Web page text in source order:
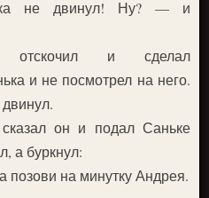
не двинул! Ну? — и
отскочил и сделал
и не посмотрел на него.
он и подал Саньке
а буркнул:
на минутку Андрея.